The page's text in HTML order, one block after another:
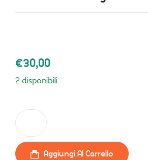
€30,00
2 disponibili
Aggiungi Al Carrello